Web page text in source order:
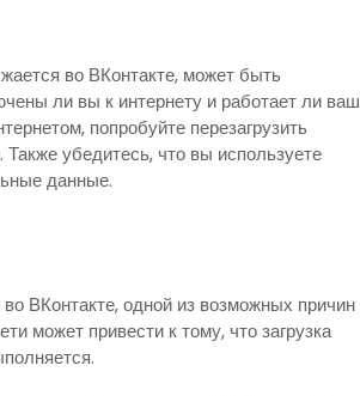
во ВКонтакте, может быть
ли вы к интернету и работает ли ваш
попробуйте перезагрузить
убедитесь, что вы используете
данные.
ВКонтакте, одной из возможных причин
может привести к тому, что загрузка